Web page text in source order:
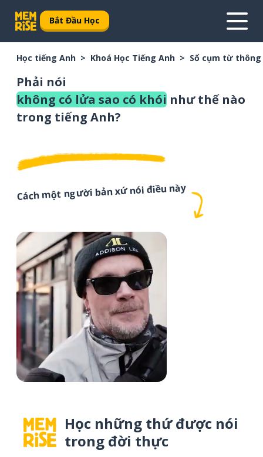
Bắt Đầu Học
Học tiếng Anh Khoá Học Tiếng Anh Sổ cụm từ
Phải nói
không có lửa sao có khói như thế nào
trong tiếng Anh?
Cách một người bản xứ nói điều này
Học những thứ được nói
trong đời thực